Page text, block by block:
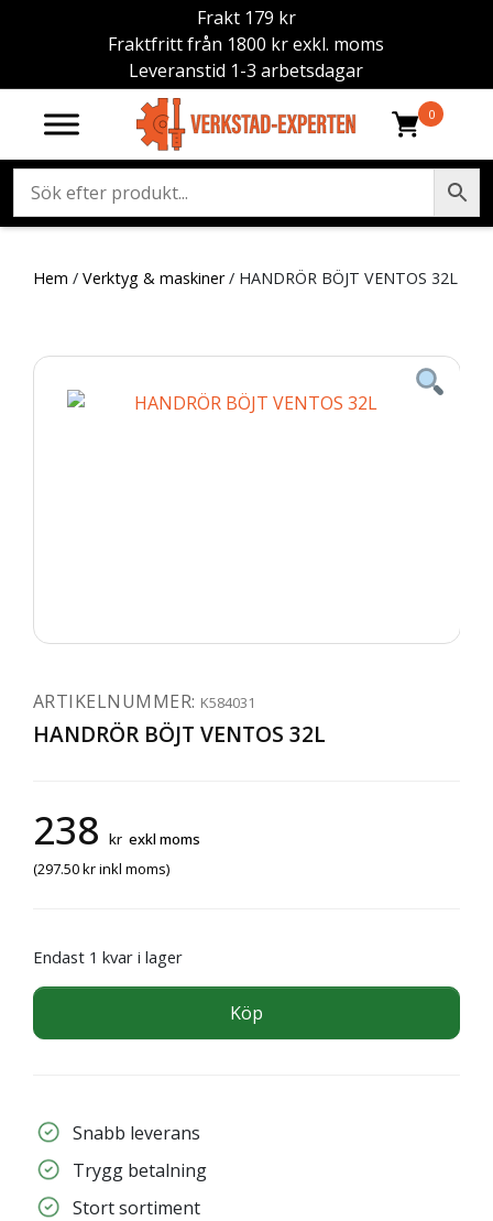
Frakt 179 kr
Fraktfritt från 1800 kr exkl. moms
Leveranstid 1-3 arbetsdagar
0
Hem / Verktyg & maskiner/ HANDRÖR BÖJT VENTOS 32L
ARTIKELNUMMER: K584031
HANDRÖR BÖJT VENTOS 32L
238 kr exkl moms
(297.50krinkl moms)
Endast 1 kvar i lager
Köp
Snabb leverans
Trygg betalning
Stort sortiment